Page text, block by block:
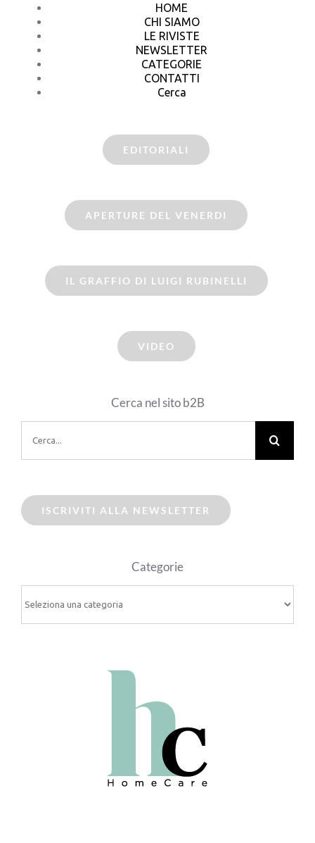
HOME
CHI SIAMO
LE RIVISTE
NEWSLETTER
CATEGORIE
CONTATTI
Cerca
EDITORIALI
APERTURE DEL VENERDI
IL GRAFFIO DI LUIGI RUBINELLI
VIDEO
Cerca nel sito b2B
per:
ISCRIVITI ALLA NEWSLETTER
Categorie